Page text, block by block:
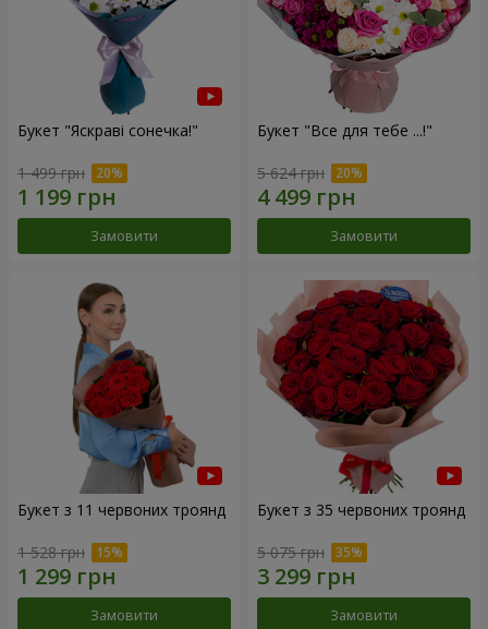
Букет "Яскраві сонечка!"
1 499 грн
Замовити
Букет "Все для тебе ...!"
5 624 грн
Замовити
Букет з 11 червоних троянд
1 528 грн
Замовити
Букет з 35 червоних троянд
5 075 грн
Замовити